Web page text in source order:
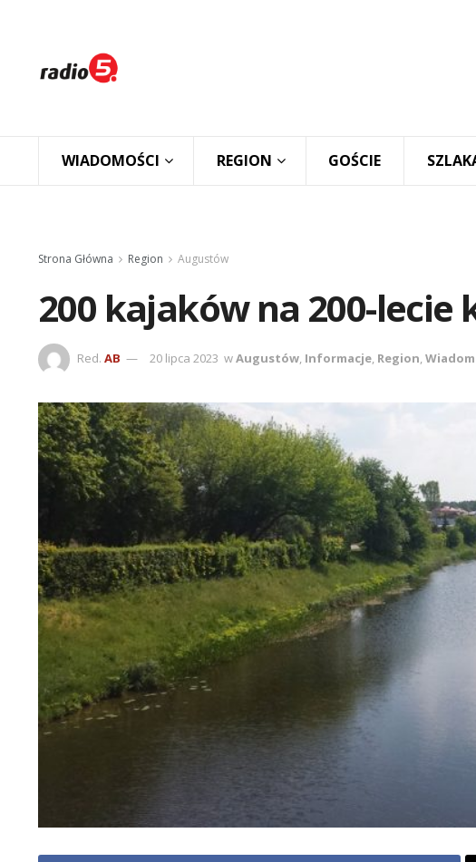
WIADOMOŚCI REGION GOŚCIE
Strona Główna Region Augustów
200 kajaków na 200-lecie
Red. AB 20 lipca 2023 wAugustów, Informacje, Region,